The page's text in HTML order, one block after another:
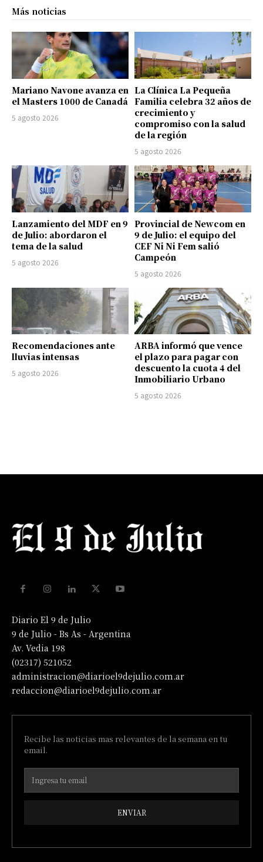
Más noticias
Mariano Navone avanza en
el Masters 1000 de Canadá
5 agosto 2026
La Clínica La Pequeña
Familia celebra 32 años de
crecimiento y
compromiso con la salud
de la región
5 agosto 2026
Lanzamiento del MDF en 9
de Julio: abordaron el
tema de la salud
5 agosto 2026
Provincial de Newcom en
9 de Julio: el equipo del
CEF Ni Ni Fem salió
Campeón
5 agosto 2026
Recomendaciones ante
lluvias intensas
5 agosto 2026
ARBA informó que vence
el plazo para pagar con
descuento la cuota 4 del
Inmobiliario Urbano
5 agosto 2026
Diario El 9 de Julio
9 de Julio - Bs As - Argentina
Av. Vedia 198
(02317) 521052
administracion@diarioel9dejulio.com.ar
redaccion@diarioel9dejulio.com.ar
Recibe las noticias mas relevantes de la semana en tu
email.
ENVIAR